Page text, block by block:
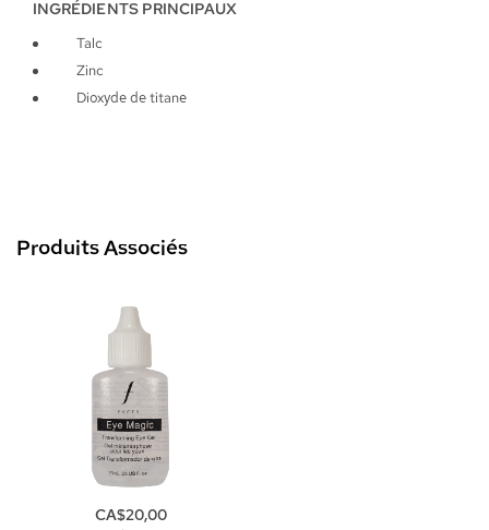
INGRÉDIENTS PRINCIPAUX
Talc
Zinc
Dioxyde de titane
Produits Associés
CA$20,00